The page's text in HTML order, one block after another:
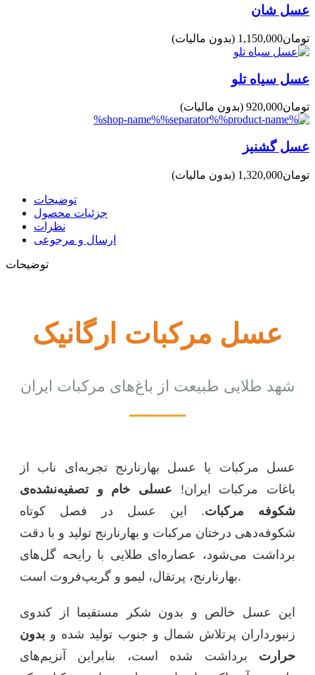
عسل شان
(بدون مالیات)
عسل سیاه تلو
(بدون مالیات)
عسل گشنیز
(بدون مالیات)
توضیحات
جزئیات محصول
نظرات
ارسال و مرجوعی
توضیحات
عسل مرکبات ارگانیک
شهد طلایی طبیعت از باغ‌های مرکبات ایران
عسل مرکبات یا عسل بهارنارنج تجربه‌ای ناب از
باغات مرکبات ایران! عسلی خام و تصفیه‌نشده‌ی
شکوفه مرکبات. این عسل در فصل کوتاه
شکوفه‌دهی درختان مرکبات و بهارنارنج تولید و با دقت
برداشت می‌شود، عصاره‌ای طلایی با رایحه گل‌های
بهارنارنج، پرتقال، لیمو و گریپ‌فروت است.
این عسل خالص و بدون شکر مستقیما از کندوی
زنبورداران پرتلاش شمال و جنوب تولید شده و بدون
حرارت برداشت شده است، بنابراین آنزیم‌های